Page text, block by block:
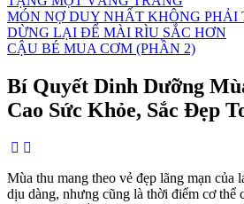
MÓN NỢ DUY NHẤT KHÔNG PHẢI
DỪNG LẠI ĐỂ MÀI RÌU SẮC HƠN
CẬU BÉ MUA CƠM (PHẦN 2)
Bí Quyết Dinh Dưỡng
Cao Sức Khỏe, Sắc Đẹp
Mùa thu mang theo vẻ đẹp lãng mạn của
dịu dàng, nhưng cũng là thời điểm cơ thể